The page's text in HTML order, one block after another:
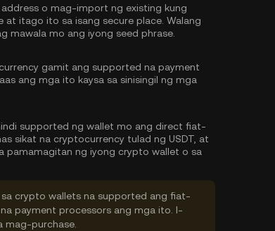
o mag-import ng existing kung
at itago ito sa isang secure place. Walang
mawala mo ang iyong seed phrase.
gamit ang supported na payment
ang mga ito kaysa sa sinisingil ng mga
supported ng wallet mo ang direct fiat-
sikat na cryptocurrency tulad ng USDT, at
pamamagitan ng iyong crypto wallet o sa
crypto wallets na supported ang fiat-
payment processors ang mga ito. I-
mag-purchase.